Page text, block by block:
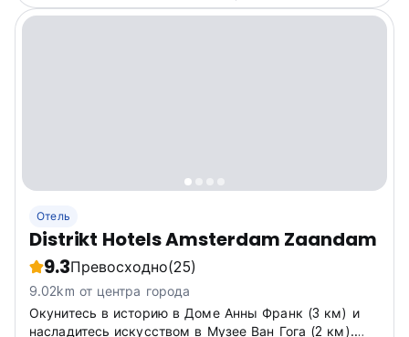
Отель
Distrikt Hotels Amsterdam Zaandam
9.3Превосходно(25)
9.02km от центра города
Окунитесь в историю в Доме Анны Франк (3 км) и
насладитесь искусством в Музее Ван Гога (2 км).